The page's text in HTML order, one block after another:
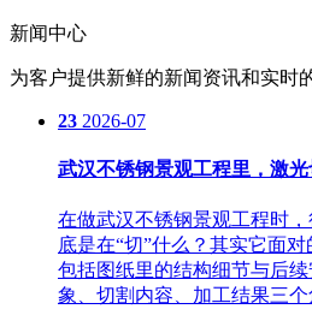
新闻中心
为客户提供新鲜的新闻资讯和实时
23 2026-07
武汉不锈钢景观工程里，激
在做武汉不锈钢景观工程时
底是在“切”什么？其实它面
包括图纸里的结构细节与后
象、切割内容、加工结果三个